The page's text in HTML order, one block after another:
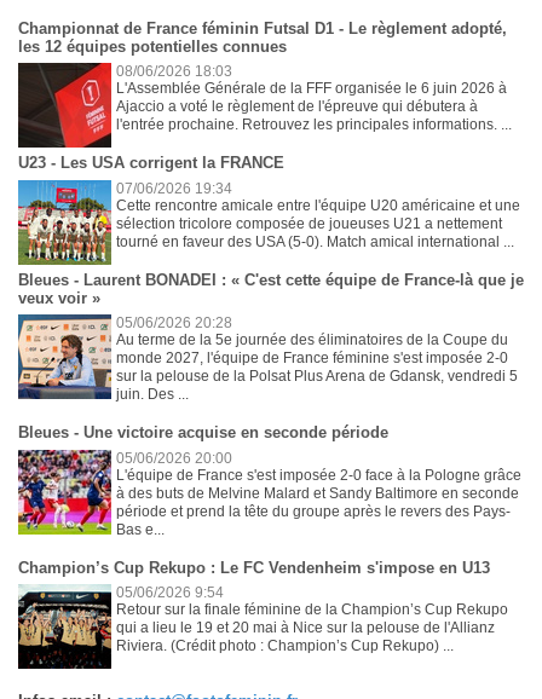
Championnat de France féminin Futsal D1 - Le règlement adopté,
les 12 équipes potentielles connues
08/06/2026 18:03
L'Assemblée Générale de la FFF organisée le 6 juin 2026 à
Ajaccio a voté le règlement de l'épreuve qui débutera à
l'entrée prochaine. Retrouvez les principales informations. ...
U23 - Les USA corrigent la FRANCE
07/06/2026 19:34
Cette rencontre amicale entre l'équipe U20 américaine et une
sélection tricolore composée de joueuses U21 a nettement
tourné en faveur des USA (5-0). Match amical international ...
Bleues - Laurent BONADEI : « C'est cette équipe de France-là que je
veux voir »
05/06/2026 20:28
Au terme de la 5e journée des éliminatoires de la Coupe du
monde 2027, l'équipe de France féminine s'est imposée 2-0
sur la pelouse de la Polsat Plus Arena de Gdansk, vendredi 5
juin. Des ...
Bleues - Une victoire acquise en seconde période
05/06/2026 20:00
L'équipe de France s'est imposée 2-0 face à la Pologne grâce
à des buts de Melvine Malard et Sandy Baltimore en seconde
période et prend la tête du groupe après le revers des Pays-
Bas e...
Champion’s Cup Rekupo : Le FC Vendenheim s'impose en U13
05/06/2026 9:54
Retour sur la finale féminine de la Champion’s Cup Rekupo
qui a lieu le 19 et 20 mai à Nice sur la pelouse de l'Allianz
Riviera. (Crédit photo : Champion’s Cup Rekupo) ...